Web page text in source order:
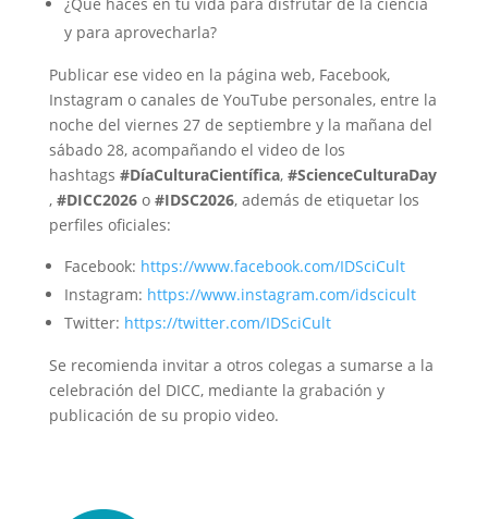
y para aprovecharla?
Publicar ese video en la página web, Facebook,
Instagram o canales de YouTube personales, entre la
noche del viernes 27 de septiembre y la mañana del
sábado 28, acompañando el video de los
hashtags #DíaCulturaCientífica, #ScienceCulturaDay
, #DICC2026 o #IDSC2026, además de etiquetar los
perfiles oficiales:
Facebook: https://www.facebook.com/IDSciCult
Instagram: https://www.instagram.com/idscicult
Twitter: https://twitter.com/IDSciCult
Se recomienda invitar a otros colegas a sumarse a la
celebración del DICC, mediante la grabación y
publicación de su propio video.